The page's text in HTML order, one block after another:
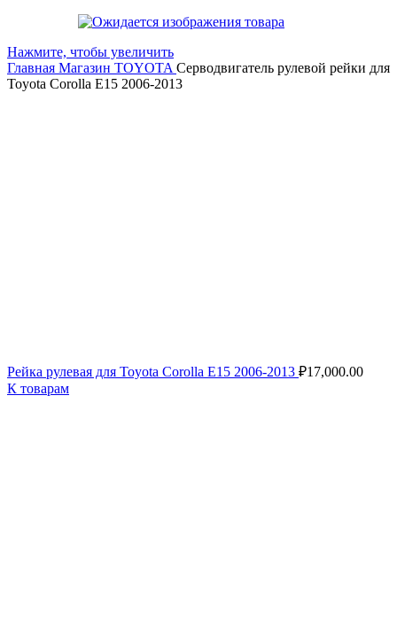
Нажмите, чтобы увеличить
Главная Магазин TOYOTA Серводвигатель рулевой рейки для
Toyota Corolla E15 2006-2013
Рейка рулевая для Toyota Corolla E15 2006-2013 ₽17,000.00
К товарам